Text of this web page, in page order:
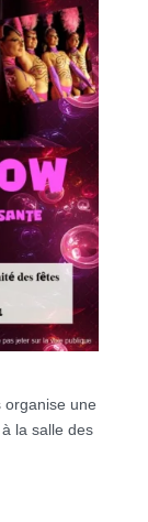
organise une
la salle des